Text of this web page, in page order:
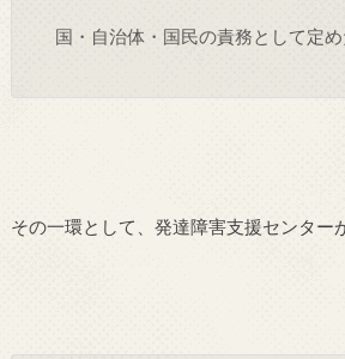
国・自治体・国民の責務として定め
その一環として、発達障害支援センター